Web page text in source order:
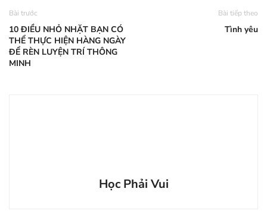
Bài trước
10 ĐIỀU NHỎ NHẶT BẠN CÓ
THỂ THỰC HIỆN HÀNG NGÀY
ĐỂ RÈN LUYỆN TRÍ THÔNG
MINH
Bài tiếp theo
Tình yêu
Học Phải Vui